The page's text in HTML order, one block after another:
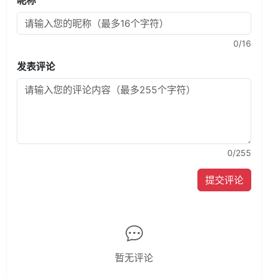
0/16
发表评论
0/255
提交评论
暂无评论